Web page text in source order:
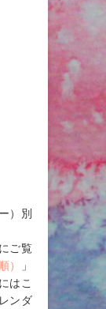
）別
ご覧
）
」
はこ
ンダ